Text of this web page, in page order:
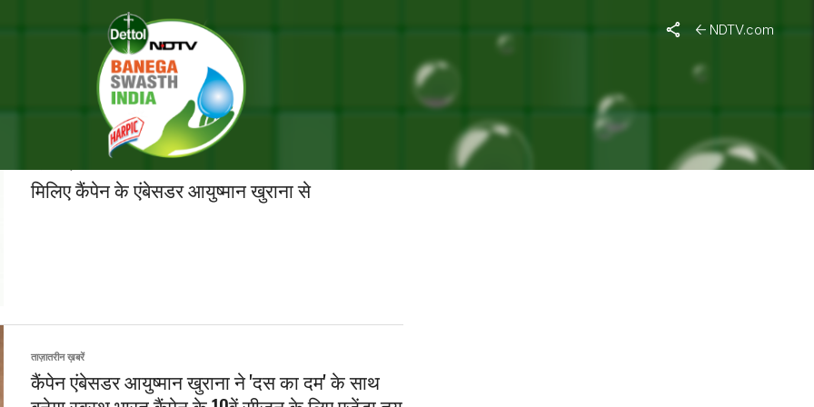
NDTV.com
SEARCH RESULTS FOR ""
मिलिए कैंपेन के एंबेसडर आयुष्मान खुराना से
ताज़ातरीन ख़बरें
कैंपेन एंबेसडर आयुष्मान खुराना ने 'दस का दम' के साथ